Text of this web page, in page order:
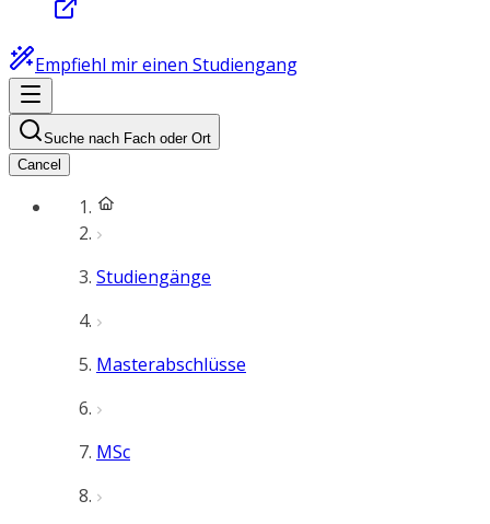
Empfiehl mir einen Studiengang
Suche nach Fach oder Ort
Cancel
Studiengänge
Masterabschlüsse
MSc